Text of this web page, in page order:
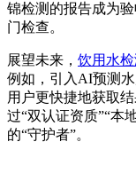
锦检测的报告成为
门检查。
展望未来， 饮用水检
例如，引入AI预测
用户更快捷地获取
过“双认证资质”“本
的“守护者”。